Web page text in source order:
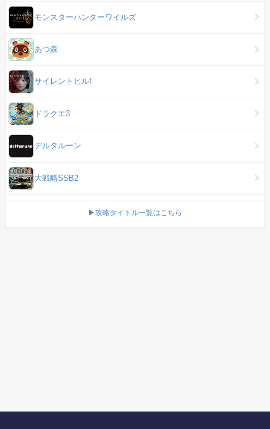
モンスターハンターワイルズ
あつ森
サイレントヒルf
ドラクエ3
デルタルーン
大戦略SSB2
▶攻略タイトル一覧はこちら